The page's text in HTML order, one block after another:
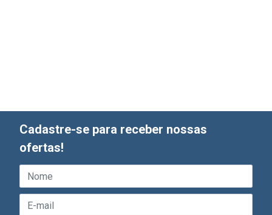
Cadastre-se para receber nossas
ofertas!